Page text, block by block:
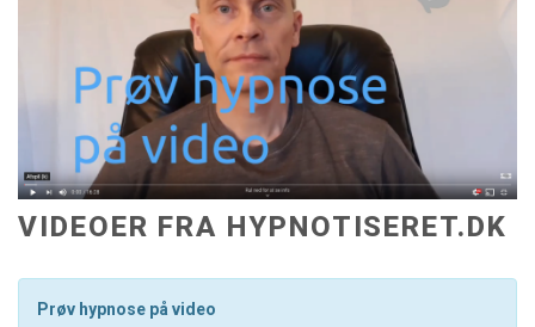
VIDEOER FRA HYPNOTISERET.DK
Prøv hypnose på video